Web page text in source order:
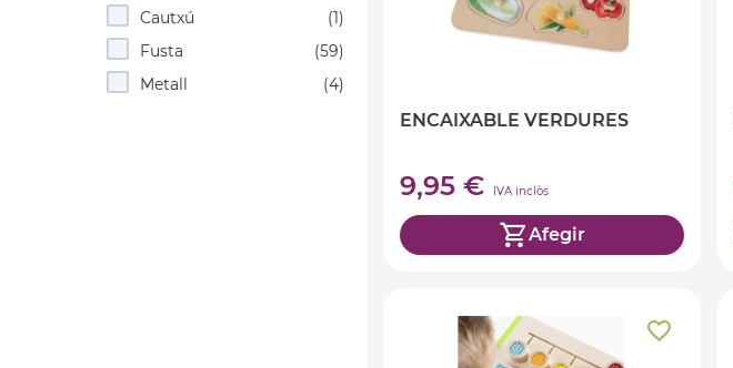
Cautxú
(1)
Fusta
(59)
Metall
(4)
ENCAIXABLE VERDURES
9,95 € IVA inclòs
Afegir